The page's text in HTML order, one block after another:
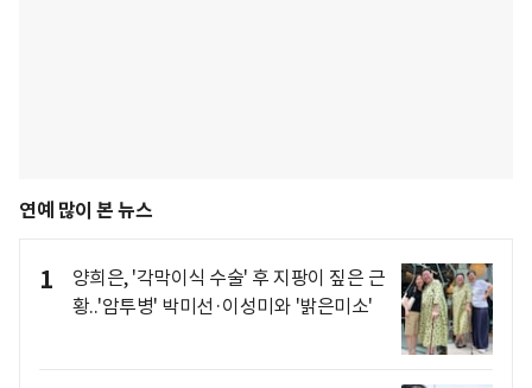
연예 많이 본 뉴스
1
양희은, '각막이식 수술' 후 지팡이 짚은 근
황..'암투병' 박미선·이성미와 '밝은미소'